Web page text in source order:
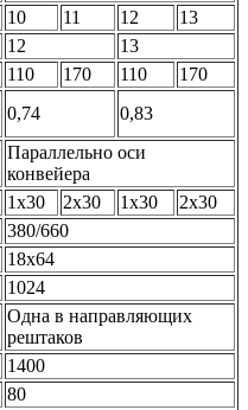
10 11 12
13
12
13
110 170 110
170
0,74
0,83
Параллельно оси
конвейера
1x30 2x30 1x30
2x30
380/660
18x64
1024
Одна в направляющих
рештаков
1400
80